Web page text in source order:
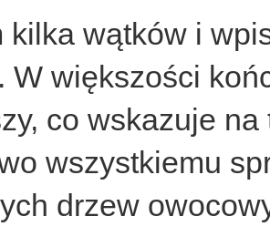
kilka wątków i
W większości
co wskazuje
wszystkiemu
drzew